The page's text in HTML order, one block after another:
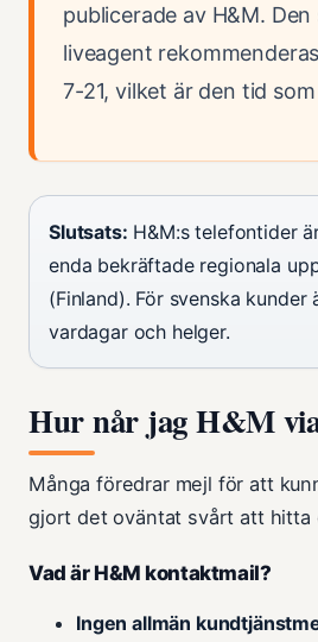
publicerade av H&M.
liveagent
7-21, vilket är den tid
Slutsats: H&M:s telefontider
enda bekräftade regionala
(Finland). För svenska
vardagar och helger.
Hur når jag H&M
Många föredrar mejl för att
gjort det oväntat svårt att hitta
Vad är H&M kontaktmail?
Ingen allmän